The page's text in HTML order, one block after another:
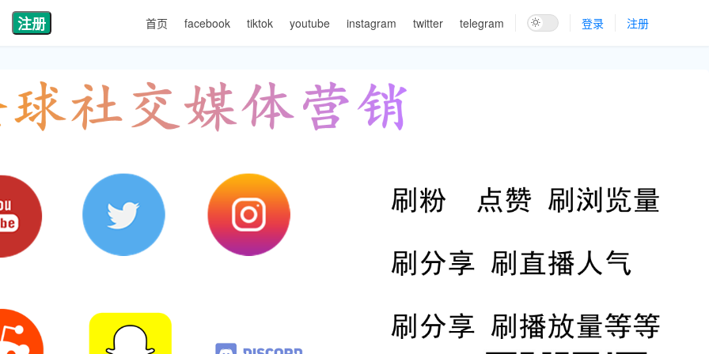
注册 首页 facebook tiktok youtube instagram twitter telegram 登录 注册